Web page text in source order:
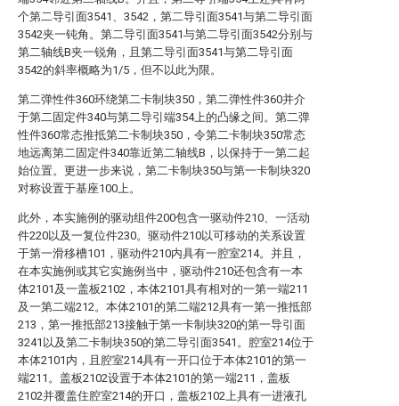
个第二导引面3541、3542，第二导引面3541与第二导引面
3542夹一钝角。第二导引面3541与第二导引面3542分别与
第二轴线B夹一锐角，且第二导引面3541与第二导引面
3542的斜率概略为1/5，但不以此为限。
第二弹性件360环绕第二卡制块350，第二弹性件360并介
于第二固定件340与第二导引端354上的凸缘之间。第二弹
性件360常态推抵第二卡制块350，令第二卡制块350常态
地远离第二固定件340靠近第二轴线B，以保持于一第二起
始位置。更进一步来说，第二卡制块350与第一卡制块320
对称设置于基座100上。
此外，本实施例的驱动组件200包含一驱动件210、一活动
件220以及一复位件230。驱动件210以可移动的关系设置
于第一滑移槽101，驱动件210内具有一腔室214。并且，
在本实施例或其它实施例当中，驱动件210还包含有一本
体2101及一盖板2102，本体2101具有相对的一第一端211
及一第二端212。本体2101的第二端212具有一第一推抵部
213，第一推抵部213接触于第一卡制块320的第一导引面
3241以及第二卡制块350的第二导引面3541。腔室214位于
本体2101内，且腔室214具有一开口位于本体2101的第一
端211。盖板2102设置于本体2101的第一端211，盖板
2102并覆盖住腔室214的开口，盖板2102上具有一进液孔